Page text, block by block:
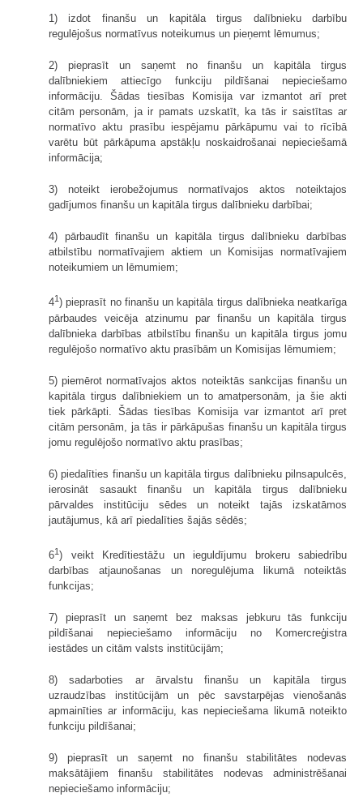
1) izdot finanšu un kapitāla tirgus dalībnieku darbību
regulējošus normatīvus noteikumus un pieņemt lēmumus;
2) pieprasīt un saņemt no finanšu un kapitāla tirgus
dalībniekiem attiecīgo funkciju pildīšanai nepieciešamo
informāciju. Šādas tiesības Komisija var izmantot arī pret
citām personām, ja ir pamats uzskatīt, ka tās ir saistītas ar
normatīvo aktu prasību iespējamu pārkāpumu vai to rīcībā
varētu būt pārkāpuma apstākļu noskaidrošanai nepieciešamā
informācija;
3) noteikt ierobežojumus normatīvajos aktos noteiktajos
gadījumos finanšu un kapitāla tirgus dalībnieku darbībai;
4) pārbaudīt finanšu un kapitāla tirgus dalībnieku darbības
atbilstību normatīvajiem aktiem un Komisijas normatīvajiem
noteikumiem un lēmumiem;
41) pieprasīt no finanšu un kapitāla tirgus dalībnieka neatkarīga
pārbaudes veicēja atzinumu par finanšu un kapitāla tirgus
dalībnieka darbības atbilstību finanšu un kapitāla tirgus jomu
regulējošo normatīvo aktu prasībām un Komisijas lēmumiem;
5) piemērot normatīvajos aktos noteiktās sankcijas finanšu un
kapitāla tirgus dalībniekiem un to amatpersonām, ja šie akti
tiek pārkāpti. Šādas tiesības Komisija var izmantot arī pret
citām personām, ja tās ir pārkāpušas finanšu un kapitāla tirgus
jomu regulējošo normatīvo aktu prasības;
6) piedalīties finanšu un kapitāla tirgus dalībnieku pilnsapulcēs,
ierosināt sasaukt finanšu un kapitāla tirgus dalībnieku
pārvaldes institūciju sēdes un noteikt tajās izskatāmos
jautājumus, kā arī piedalīties šajās sēdēs;
61) veikt Kredītiestāžu un ieguldījumu brokeru sabiedrību
darbības atjaunošanas un noregulējuma likumā noteiktās
funkcijas;
7) pieprasīt un saņemt bez maksas jebkuru tās funkciju
pildīšanai nepieciešamo informāciju no Komercreģistra
iestādes un citām valsts institūcijām;
8) sadarboties ar ārvalstu finanšu un kapitāla tirgus
uzraudzības institūcijām un pēc savstarpējas vienošanās
apmainīties ar informāciju, kas nepieciešama likumā noteikto
funkciju pildīšanai;
9) pieprasīt un saņemt no finanšu stabilitātes nodevas
maksātājiem finanšu stabilitātes nodevas administrēšanai
nepieciešamo informāciju;